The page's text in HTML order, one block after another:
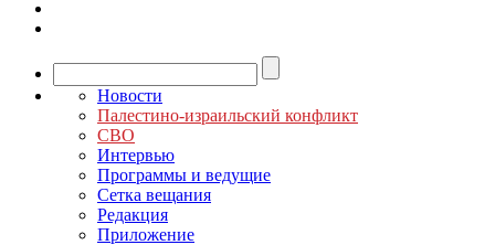
Новости
Палестино-израильский конфликт
СВО
Интервью
Программы и ведущие
Сетка вещания
Редакция
Приложение